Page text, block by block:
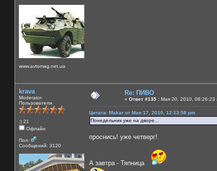
www.avtomag.net.ua
krava
Moderator
Пользователи
:) 21
Офлайн
Пол:
Сообщений: 3120
Re: ПИВО
« Ответ #135 : Мая 20, 2010, 08:26:23
Цитата: Makar от Мая 17, 2010, 12:13:58 pm
Понедельник уже на дворе...
проснись! уже четверг!
А завтра - Тяпница